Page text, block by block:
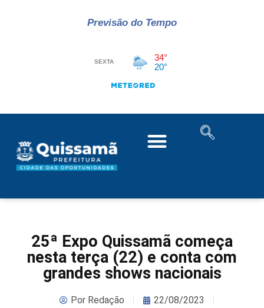
Previsão do Tempo
25ª Expo Quissamã começa
nesta terça (22) e conta com
grandes shows nacionais
PorRedação
22/08/2023